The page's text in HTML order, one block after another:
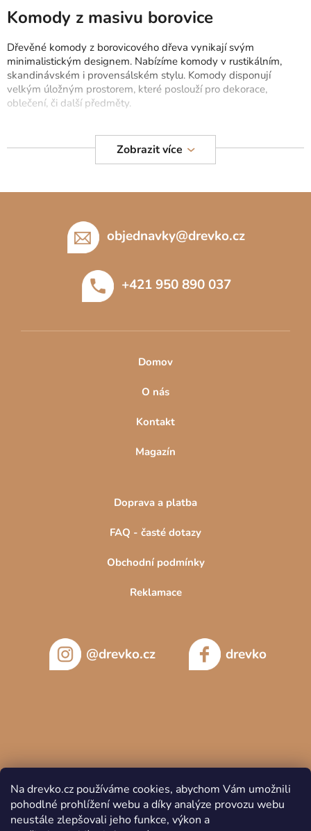
Na drevko.cz používáme cookies, abychom Vám umožnili
pohodlné prohlížení webu a díky analýze provozu webu
neustále zlepšovali jeho funkce, výkon a
c
p
r
v
k
ý
p
s
á
n
Komody z masivu borovice
Dřevěné komody z borovicového dřeva vynikají svým
minimalistickým designem. Nabízíme komody v rustikálním,
skandinávském i provensálském stylu. Komody disponují
velkým úložným prostorem, které poslouží pro dekorace,
oblečení, či další předměty.
Masivní komody jsou ideální do chodby, předsíně ale také
ložnice. Borovice má antialergické účinky, proto je vhodná pro
alergiky. Vyberte si masivní komodu na nožičkách, kovovém
Zobrazit více
objednavky@drevko.cz
+421 950 890 037
Domov
O nás
Kontakt
Magazín
Doprava a platba
FAQ - časté dotazy
Obchodní podmínky
Reklamace
@drevko.cz drevko